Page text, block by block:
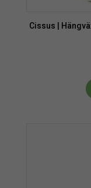
Cissus |